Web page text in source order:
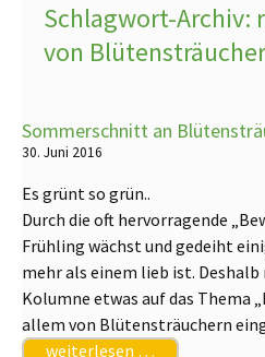
Schlagwort-
von
Sommerschnitt an
30. Juni 2016
Es grünt so grün..
Durch die oft hervorragende
Frühling wächst und gedeiht
mehr als einem lieb ist.
Kolumne etwas auf das Thema
allem von Blütensträuchern
weiterlesen …